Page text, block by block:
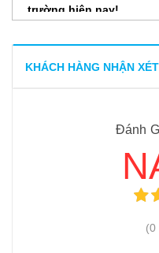
trường hiện nay!
Máy xay nước đá công
KHÁCH HÀNG NHẬN XÉT
Đánh
(0